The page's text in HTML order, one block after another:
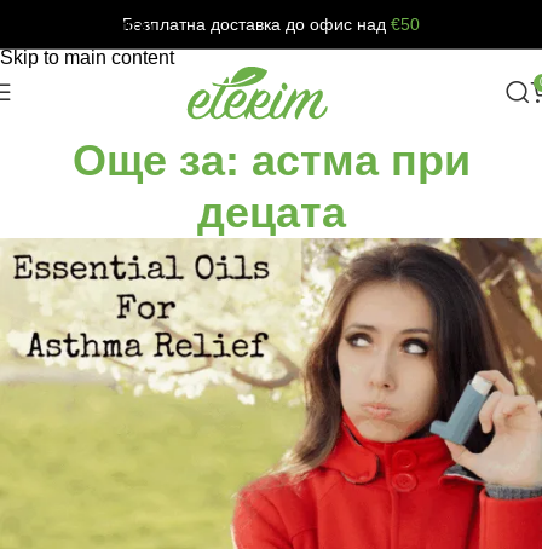
Skip to navigation
Skip to main content
Безплатна доставка до офис над €50
Още за: астма при
децата